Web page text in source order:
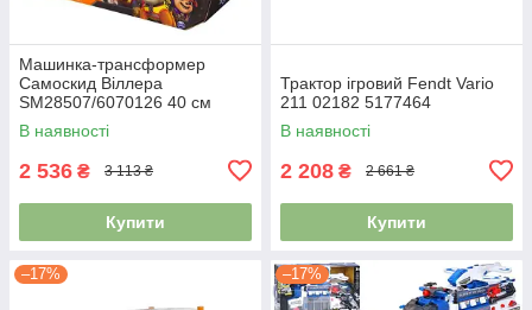
Машинка-трансформер
Самоскид Віллера
SM28507/6070126 40 см
4976896
В наявності
2 536 ₴ 3 113 ₴
Купити
Трактор ігровий Fendt Vario
211 02182 5177464
В наявності
2 208 ₴ 2 661 ₴
Купити
–17% –17%